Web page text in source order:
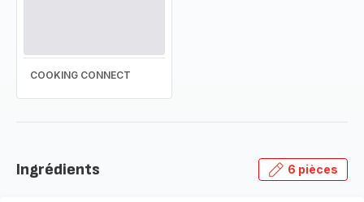
COOKING CONNECT
Ingrédients 6 pièces